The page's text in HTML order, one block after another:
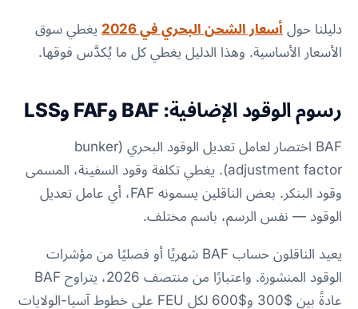
دليلنا حول أسعار الشحن البحري في 2026
يغطي سوق
الأسعار الأساسية. وهذا الدليل يغطي كل ما يُكدَّس فوقها.
رسوم الوقود الإضافية: BAF وFAF وLSS
BAF اختصار لعامل تعديل الوقود البحري (bunker
adjustment factor). يغطي تكلفة وقود السفينة، المسمى
وقود البنكر. بعض الناقلين يسمونه FAF، أي عامل تعديل
الوقود — نفس الرسم، باسم مختلف.
يعيد الناقلون حساب BAF شهريًا أو فصليًا من مؤشرات
الوقود المنشورة. واعتبارًا من منتصف 2026، يتراوح BAF
عادةً بين $300 و$600 لكل FEU على خطوط آسيا-الولايات